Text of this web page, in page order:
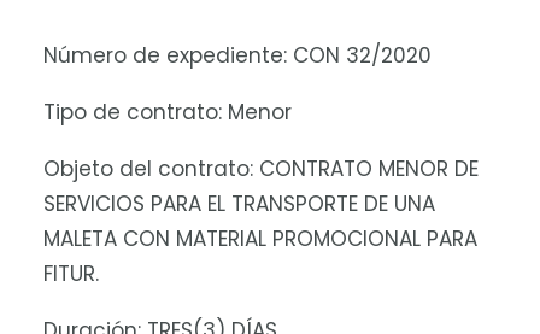
Número de expediente: CON 32/2020
Tipo de contrato: Menor
Objeto del contrato: CONTRATO MENOR DE
SERVICIOS PARA EL TRANSPORTE DE UNA
MALETA CON MATERIAL PROMOCIONAL PARA
FITUR.